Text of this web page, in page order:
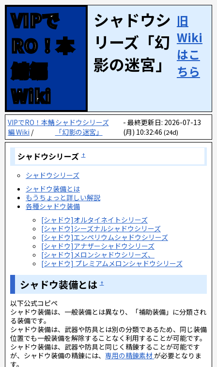
VIPで
RO！本
鯖編
Wiki
シャドウシ
リーズ「幻
影の迷宮」
旧
Wiki
はこ
ちら
VIPでRO！本鯖
編 Wiki /
シャドウシリーズ
「幻影の迷宮」
最終更新日: 2026-07-13
(月) 10:32:46 (24d)
シャドウシリーズ †
シャドウシリーズ
シャドウ装備とは
もうちょっと詳しい解説
各種シャドウ装備
[シャドウ]オルタイネイトシリーズ
[シャドウ]シーズナルシャドウシリーズ
[シャドウ]エンペリウムシャドウシリーズ
[シャドウ]アナザーシャドウシリーズ
[シャドウ]メロンシャドウシリーズ、
[シャドウ] プレミアムメロンシャドウシリーズ
シャドウ装備とは †
以下公式コピペ
シャドウ装備は、一般装備とは異なり、「補助装備」に分類され
る装備です。
シャドウ装備は、武器や防具とは別の分類であるため、同じ装備
位置でも一般装備を解除することなく利用することが可能です。
シャドウ装備は、武器や防具と同じく精錬することが可能です
が、シャドウ装備の精錬には、 専用の精錬素材が必要となりま
す。